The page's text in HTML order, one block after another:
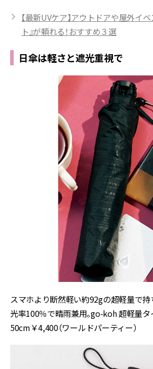
【最新UVケア】アウトドアや屋外イ
ト』が頼れる！おすすめ３選
日傘は軽さと遮光重視で
スマホより断然軽い約92gの超軽量で持
光率100％で晴雨兼用。go-koh 超軽量タ
50cm￥4,400（ワールドパーティー）